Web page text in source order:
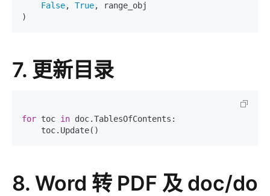
False, True, range_obj
7. 更新目录
for toc in doc.TablesOfContents:
8. Word 转 PDF 及 doc/do